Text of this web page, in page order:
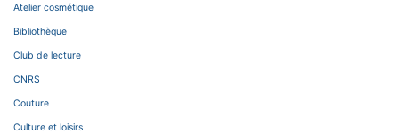
Atelier cosmétique
Bibliothèque
Club de lecture
CNRS
Couture
Culture et loisirs